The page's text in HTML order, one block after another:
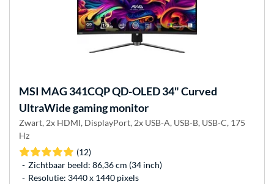
MSI MAG 341CQP QD-OLED 34" Curved
UltraWide gaming monitor
Zwart, 2x HDMI, DisplayPort, 2x USB-A, USB-B, USB-C, 175
Hz
(12)
Zichtbaar beeld: 86,36 cm (34 inch)
Resolutie: 3440 x 1440 pixels